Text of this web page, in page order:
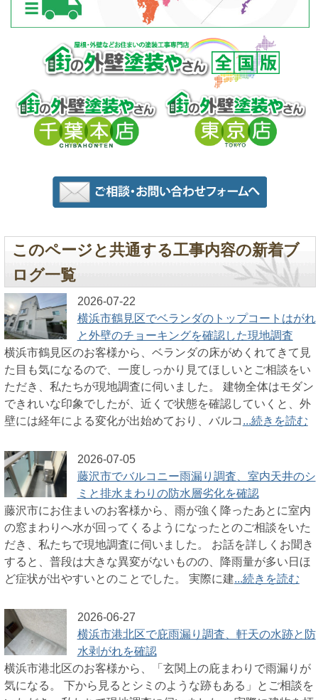
このページと共通する工事内容の新着ブ
ログ一覧
2026-07-22
横浜市鶴見区でベランダのトップコートはがれ
と外壁のチョーキングを確認した現地調査
横浜市鶴見区のお客様から、ベランダの床がめくれてきて見
た目も気になるので、一度しっかり見てほしいとご相談をい
ただき、私たちが現地調査に伺いました。 建物全体はモダン
できれいな印象でしたが、近くで状態を確認していくと、外
壁には経年による変化が出始めており、バルコ ...続きを読む
2026-07-05
藤沢市でバルコニー雨漏り調査、室内天井のシ
ミと排水まわりの防水層劣化を確認
藤沢市にお住まいのお客様から、雨が強く降ったあとに室内
の窓まわりへ水が回ってくるようになったとのご相談をいた
だき、私たちで現地調査に伺いました。 お話を詳しくお聞き
すると、普段は大きな異変がないものの、降雨量が多い日ほ
ど症状が出やすいとのことでした。 実際に建...続きを読む
2026-06-27
横浜市港北区で庇雨漏り調査、軒天の水跡と防
水剥がれを確認
横浜市港北区のお客様から、「玄関上の庇まわりで雨漏りが
気になる。 下から見るとシミのような跡もある」とご相談を